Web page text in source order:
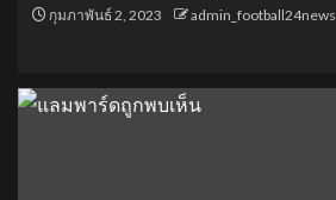
กุมภาพันธ์ 2, 2023 admin_football24news